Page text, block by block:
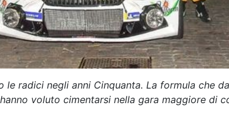
radici negli anni Cinquanta. La formula che
voluto cimentarsi nella gara maggiore di